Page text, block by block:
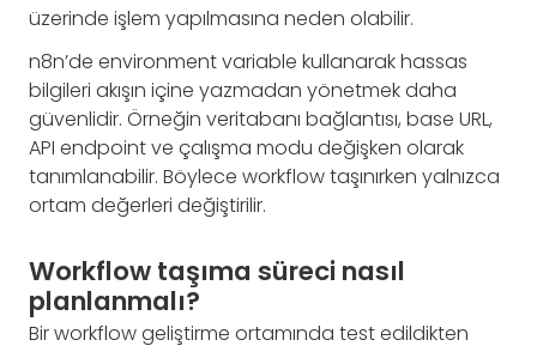
üzerinde işlem yapılmasına neden olabilir.
n8n’de environment variable kullanarak hassas
bilgileri akışın içine yazmadan yönetmek daha
güvenlidir. Örneğin veritabanı bağlantısı, base URL,
API endpoint ve çalışma modu değişken olarak
tanımlanabilir. Böylece workflow taşınırken yalnızca
ortam değerleri değiştirilir.
Workflow taşıma süreci nasıl
planlanmalı?
Bir workflow geliştirme ortamında test edildikten